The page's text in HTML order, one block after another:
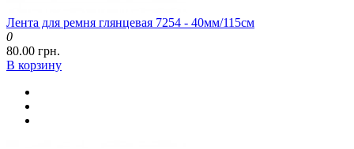
Лента для ремня глянцевая 7254 - 40мм/115см
0
80.00 грн.
В корзину